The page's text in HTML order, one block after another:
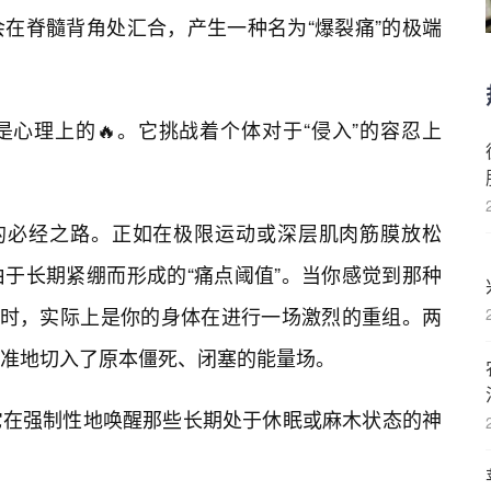
脊髓背角处汇合，产生一种名为“爆裂痛”的极端
理上的🔥。它挑战着个体对于“侵入”的容忍上
必经之路。正如在极限运动或深层肌肉筋膜放松
长期紧绷而形成的“痛点阈值”。当你感觉到那种
，实际上是你的身体在进行一场激烈的重组。两
地切入了原本僵死、闭塞的能量场。
强制性地唤醒那些长期处于休眠或麻木状态的神